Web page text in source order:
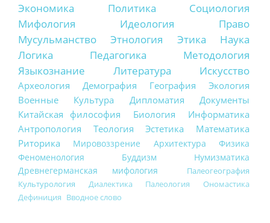
Экономика Политика
Социология
Мифология
Идеология
Право
Мусульманство
Этнология Этика
Наука
Логика
Педагогика
Методология
Языкознание
Литература Искусство
Археология Демография География
Экология
Военные
Культура Дипломатия
Документы
Китайская философия
Биология
Информатика
Антропология
Теология Эстетика
Математика
Риторика
Мировоззрение Архитектура
Физика
Феноменология
Буддизм
Нумизматика
Древнегерманская мифология
Палеогеография
Культурология
Диалектика Палеология
Ономастика
Дефиниция Вводное слово